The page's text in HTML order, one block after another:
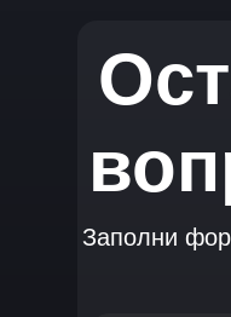
Заполни